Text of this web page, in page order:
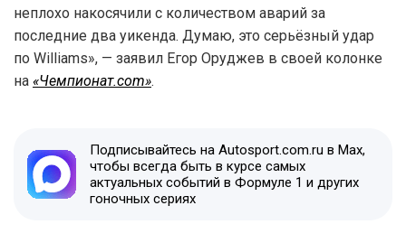
неплохо накосячили с количеством аварий за
последние два уикенда. Думаю, это серьёзный удар
по Williams», — заявил Егор Оруджев в своей колонке
на «Чемпионат.com».
Подписывайтесь на Autosport.com.ru в Max,
чтобы всегда быть в курсе самых
актуальных событий в Формуле 1 и других
гоночных сериях